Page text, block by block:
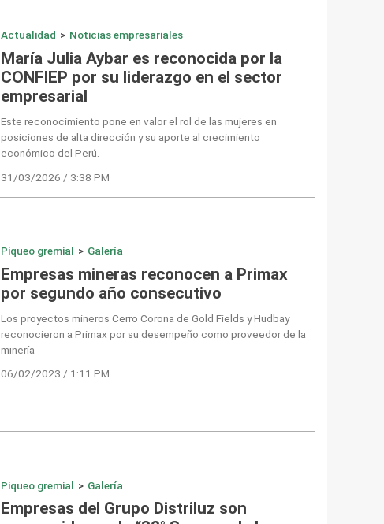
Actualidad > Noticias empresariales
María Julia Aybar es reconocida por la
CONFIEP por su liderazgo en el sector
empresarial
Este reconocimiento pone en valor el rol de las mujeres en
posiciones de alta dirección y su aporte al crecimiento
económico del Perú.
31/03/2026 / 3:38 PM
Piqueo gremial > Galería
Empresas mineras reconocen a Primax
por segundo año consecutivo
Los proyectos mineros Cerro Corona de Gold Fields y Hudbay
reconocieron a Primax por su desempeño como proveedor de la
minería
06/02/2023 / 1:11 PM
Piqueo gremial > Galería
Empresas del Grupo Distriluz son